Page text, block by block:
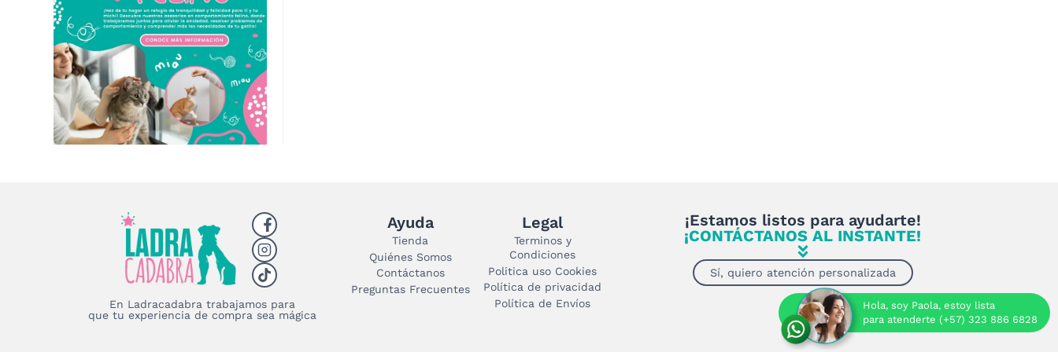
En Ladracadabra trabajamos para
que tu experiencia de compra sea mágica
Ayuda
Tienda
Quiénes Somos
Contáctanos
Preguntas Frecuentes
Legal
Terminos y
Condiciones
Politica uso Cookies
Política de privacidad
Política de Envíos
¡Estamos listos para ayudarte!
¡CONTÁCTANOS AL INSTANTE!
Sí, quiero atención personalizada
Hola, soy Paola, estoy lista
para atenderte (+57) 323 886 6828